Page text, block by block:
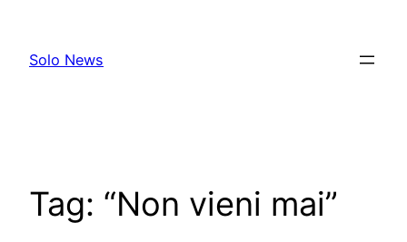
content
Solo News
Tag: “Non vieni mai”